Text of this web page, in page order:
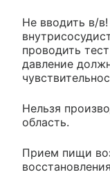
Не вводить в/
проводить
давление
Нельзя
область.
Прием пищи